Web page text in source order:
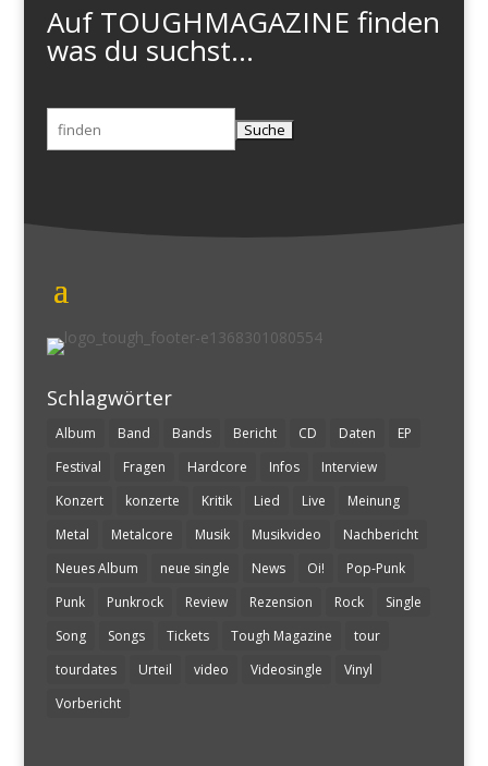
Auf TOUGHMAGAZINE finden
was du suchst...
Suchen
nach:
Schlagwörter
Album Band Bands Bericht CD Daten
EP
Festival
Fragen Hardcore Infos
Interview
Konzert
konzerte Kritik Lied Live
Meinung
Metal
Metalcore Musik Musikvideo
Nachbericht
Neues Album
neue single News Oi!
Pop-Punk
Punk
Punkrock Review Rezension Rock
Single
Song
Songs Tickets Tough Magazine
tour
tourdates
Urteil video Videosingle
Vinyl
Vorbericht